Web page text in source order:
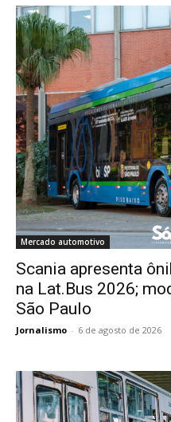
Mercado automotivo
Scania apresenta
na Lat.Bus 2026;
São Paulo
Jornalismo - 6 de agosto de 2026